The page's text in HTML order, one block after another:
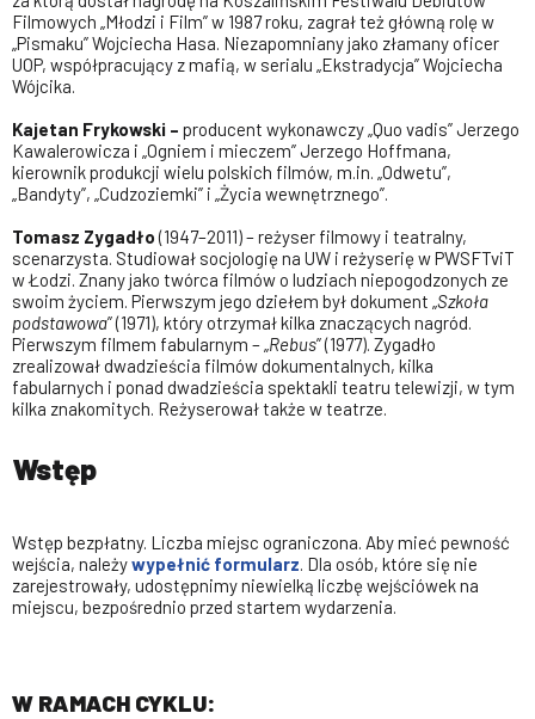
Filmowych „Młodzi i Film” w 1987 roku, zagrał też główną rolę w
„Pismaku” Wojciecha Hasa. Niezapomniany jako złamany oficer
UOP, współpracujący z mafią, w serialu „Ekstradycja” Wojciecha
Wójcika.
Kajetan Frykowski – producent wykonawczy „Quo vadis” Jerzego
Kawalerowicza i „Ogniem i mieczem” Jerzego Hoffmana,
kierownik produkcji wielu polskich filmów, m.in. „Odwetu”,
„Bandyty”, „Cudzoziemki” i „Życia wewnętrznego”.
Tomasz Zygadło(1947–2011) – reżyser filmowy i teatralny,
scenarzysta. Studiował socjologię na UW i reżyserię w PWSFTviT
w Łodzi. Znany jako twórca filmów o ludziach niepogodzonych ze
swoim życiem. Pierwszym jego dziełem był dokument „Szkoła
podstawowa” (1971), który otrzymał kilka znaczących nagród.
Pierwszym filmem fabularnym – „Rebus” (1977). Zygadło
zrealizował dwadzieścia filmów dokumentalnych, kilka
fabularnych i ponad dwadzieścia spektakli teatru telewizji, w tym
kilka znakomitych. Reżyserował także w teatrze.
Wstęp
Wstęp bezpłatny. Liczba miejsc ograniczona. Aby mieć pewność
wejścia, należywypełnić formularz. Dla osób, które się nie
zarejestrowały, udostępnimy niewielką liczbę wejściówek na
miejscu, bezpośrednio przed startem wydarzenia.
W RAMACH CYKLU: